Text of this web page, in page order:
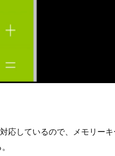
応しているので、メモリーキ